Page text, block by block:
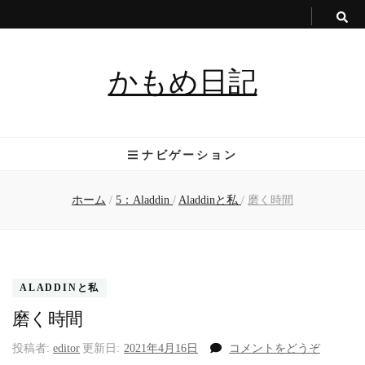
かもめ日記
ナビゲーション
ホーム / 5：Aladdin / Aladdinと私 / 磨く時間
ALADDINと私
磨く時間
投稿者: editor 更新日: 2021年4月16日 コメントをどうぞ(磨